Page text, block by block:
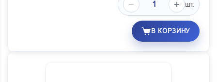
шт.
В КОРЗИНУ